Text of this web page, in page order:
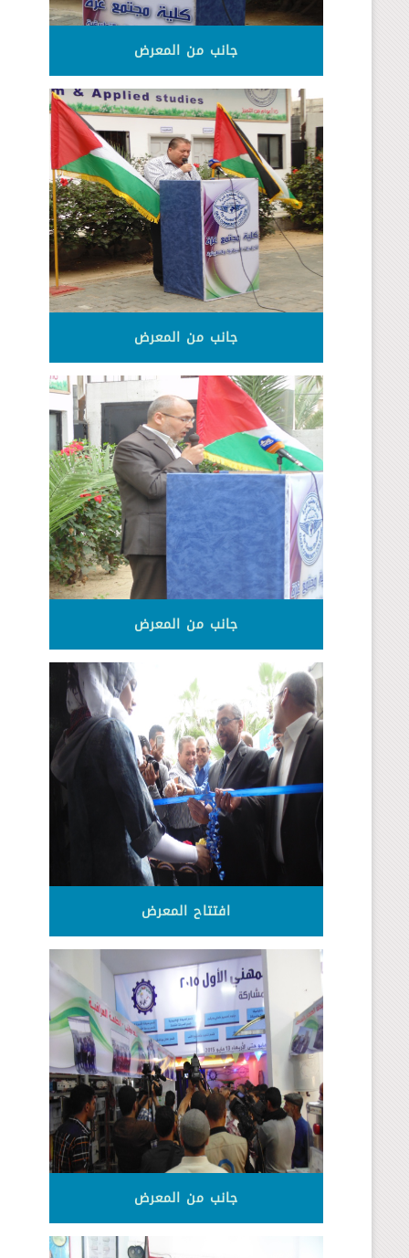
جانب من المعرض
جانب من المعرض
جانب من المعرض
افتتاح المعرض
جانب من المعرض